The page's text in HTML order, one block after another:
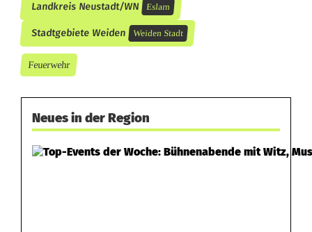
Landkreis Neustadt/WN Eslarn
Stadtgebiete Weiden Weiden Stadt
Feuerwehr
Neues in der Region